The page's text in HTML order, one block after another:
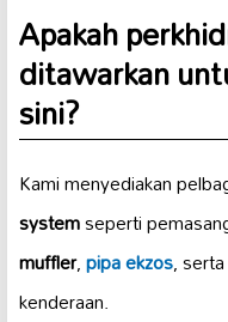
Apakah
ditawarkan
sini?
Kami menyediakan
systemseperti
muffler,pipa ekzos, serta
kenderaan.